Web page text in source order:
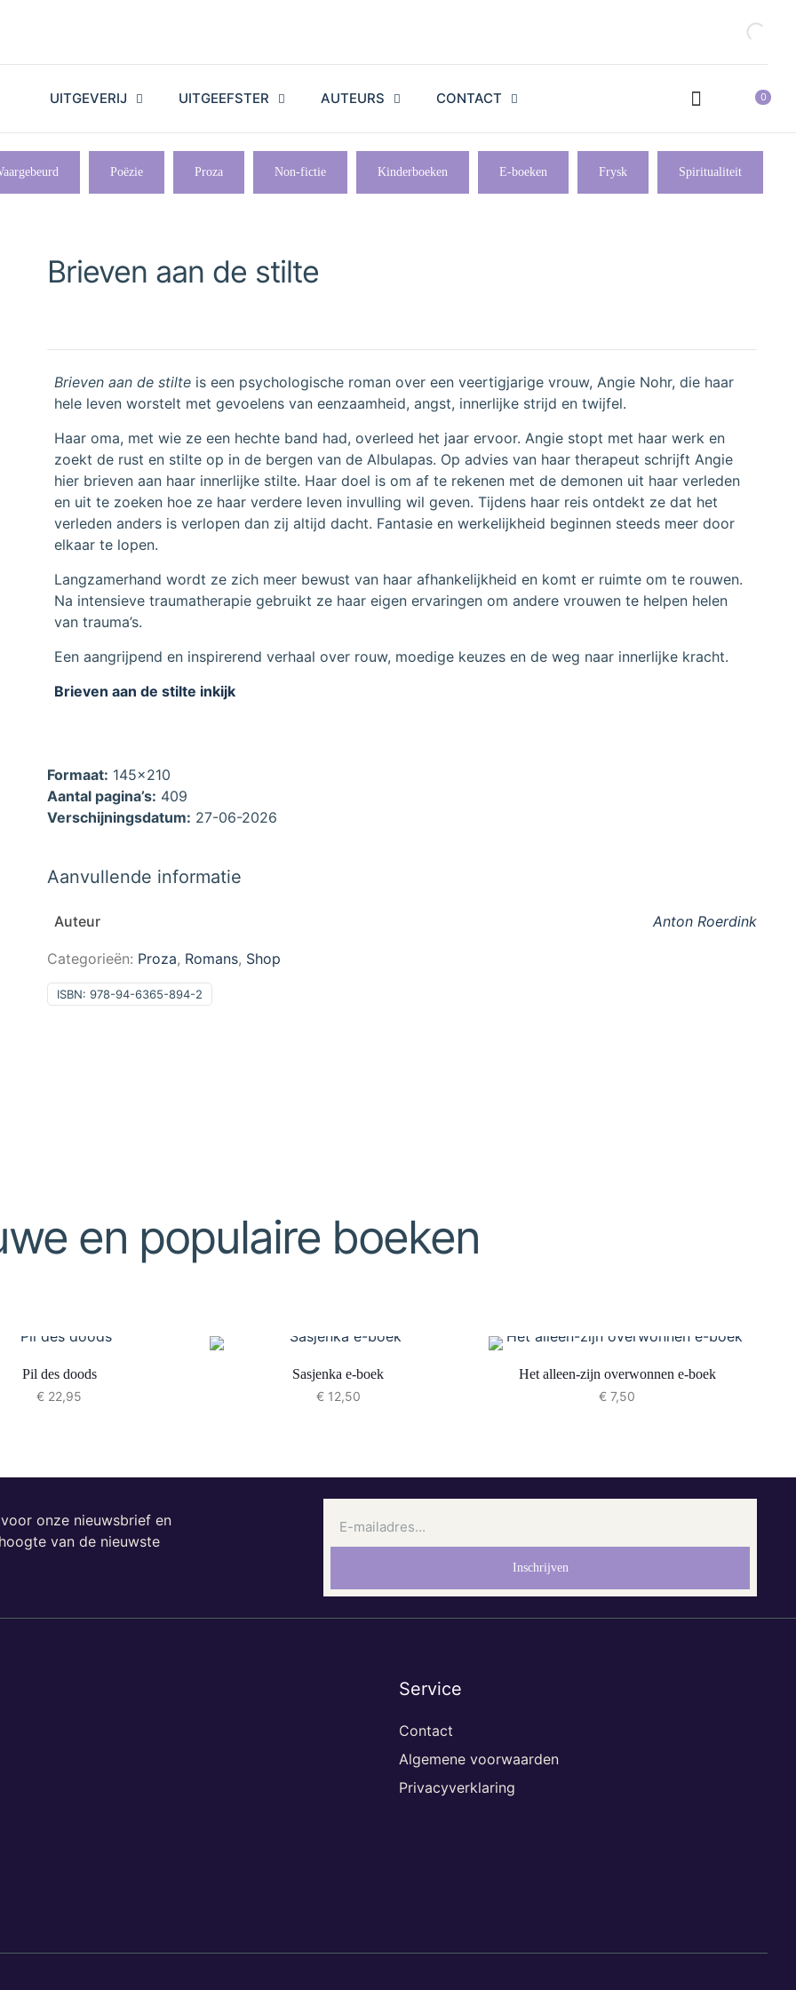
UITGEVERIJ UITGEEFSTER AUTEURS CONTACT 0
Poëzie Proza Non-fictie Kinderboeken E-boeken Frysk Spiritualiteit
Brieven aan de stilte
Brieven aan de stilteis een psychologische roman over een veertigjarige vrouw, Angie Nohr, die haar
hele leven worstelt met gevoelens van eenzaamheid, angst, innerlijke strijd en twijfel.
Haar oma, met wie ze een hechte band had, overleed het jaar ervoor. Angie stopt met haar werk en
zoekt de rust en stilte op in de bergen van de Albulapas. Op advies van haar therapeut schrijft Angie
hier brieven aan haar innerlijke stilte. Haar doel is om af te rekenen met de demonen uit haar verleden
en uit te zoeken hoe ze haar verdere leven invulling wil geven. Tijdens haar reis ontdekt ze dat het
verleden anders is verlopen dan zij altijd dacht. Fantasie en werkelijkheid beginnen steeds meer door
elkaar te lopen.
Langzamerhand wordt ze zich meer bewust van haar afhankelijkheid en komt er ruimte om te rouwen.
Na intensieve traumatherapie gebruikt ze haar eigen ervaringen om andere vrouwen te helpen helen
van trauma’s.
Een aangrijpend en inspirerend verhaal over rouw, moedige keuzes en de weg naar innerlijke kracht.
Brieven aan de stilte inkijk
Formaat: 145x210
Aantal pagina’s: 409
Verschijningsdatum: 27-06-2026
Aanvullende informatie
Auteur Anton Roerdink
Categorieën: Proza, Romans, Shop
ISBN: 978-94-6365-894-2
en populaire boeken
Pil des doods
€ 22,95
Sasjenka e-boek
€12,50
Het alleen-zijn overwonnen e-boek
€ 7,50
onze nieuwsbrief en
van de nieuwste
Service
Contact
Algemene voorwaarden
Privacyverklaring